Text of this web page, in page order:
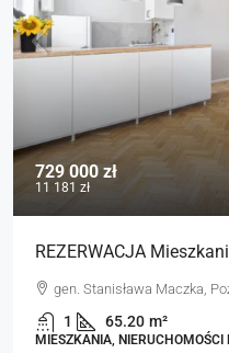
729 000 zł
11 181 zł
REZERWACJA
gen. Stanisława Maczka,
1 65.20 m²
MIESZKANIA, NIERUCHOMOŚCI